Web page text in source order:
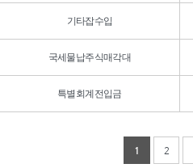
기타잡수입
국세물납주식매각대
특별회계전입금
1 2